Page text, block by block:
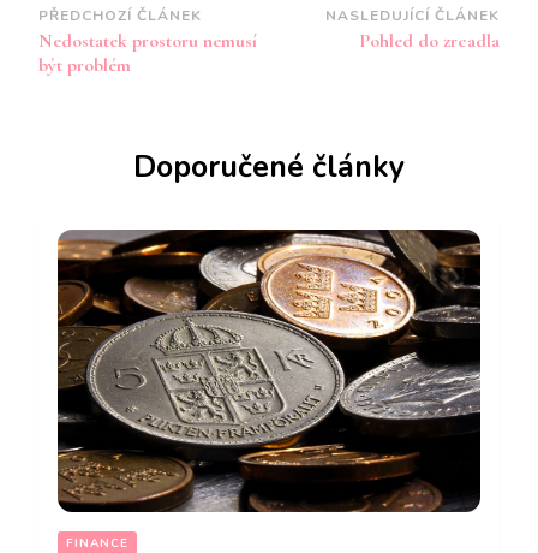
Navigace
příspěvku
PŘEDCHOZÍ ČLÁNEK
Nedostatek prostoru nemusí
být problém
NASLEDUJÍCÍ ČLÁNEK
Pohled do zrcadla
Doporučené články
FINANCE